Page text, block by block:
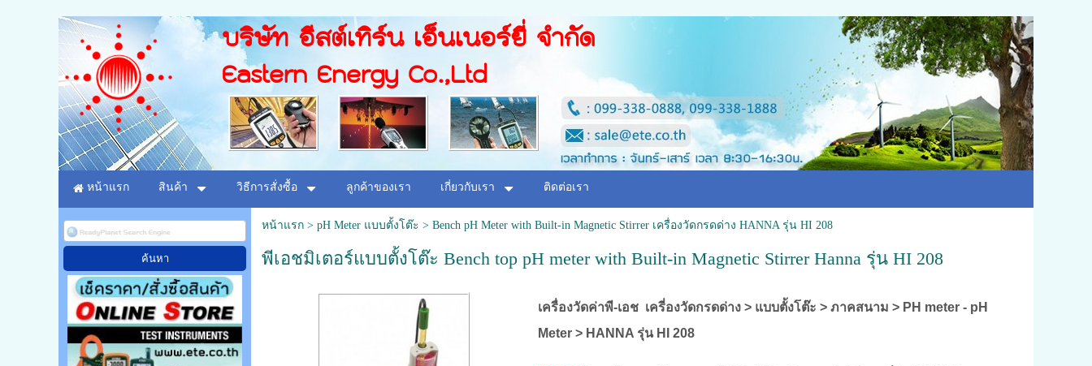
บริษัท อีสต์เทิร์น เอ็นเนอร์ยี่ จำกัด
Eastern Energy Co.,Ltd
หน้าแรก สินค้า วิธีการสั่งซื้อ ลูกค้าของเรา เกี่ยวกับเรา ติดต่อเรา
หน้าแรก> pH Meter แบบตั้งโต๊ะ > Bench pH Meter with Built-in Magnetic Stirrer เครื่องวัดกรดด่าง HANNA รุ่น HI 208
พีเอชมิเตอร์แบบตั้งโต๊ะ Bench top pH meter with Built-in Magnetic Stirrer Hanna รุ่น HI 208
เครื่องวัดค่าพี-เอช เครี่องวัดกรดด่าง > แบบตั้งโต๊ะ > ภาคสนาม > PH meter - pH
Meter > HANNA รุ่น HI 208